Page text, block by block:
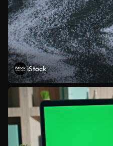
iStock